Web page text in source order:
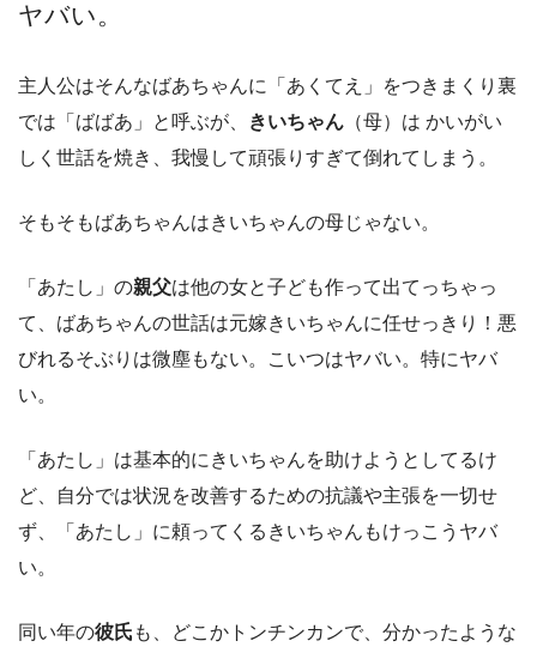
ヤバい。
主人公はそんなばあちゃんに「あくてえ」をつきまくり裏
では「ばばあ」と呼ぶが、
きいちゃん （母）は かいがい
しく世話を焼き、我慢して頑張りすぎて倒れてしまう。
そもそもばあちゃんはきいちゃんの母じゃない。
「あたし」の親父は他の女と子ども作って出てっちゃっ
て、ばあちゃんの世話は元嫁きいちゃんに任せっきり！悪
びれるそぶりは微塵もない。こいつはヤバい。特にヤバ
い。
「あたし」は基本的にきいちゃんを助けようとしてるけ
ど、自分では状況を改善するための抗議や主張を一切せ
ず、「あたし」に頼ってくるきいちゃんもけっこうヤバ
い。
同い年の彼氏 も、どこかトンチンカンで、分かったような